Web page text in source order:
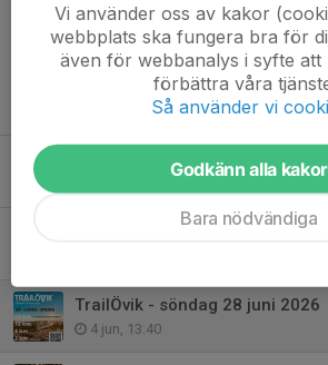
Tidigare nyheter
Norrlandsmästerskapen Gävle
TrailÖvik - söndag 28 juni 2026
4 jun, 13:40
Vi använder oss av kakor
webbplats ska fungera bra för
även för webbanalys i syfte att
förbättra våra
Så använder vi
Godkänn alla kakor
Bara nödvändiga